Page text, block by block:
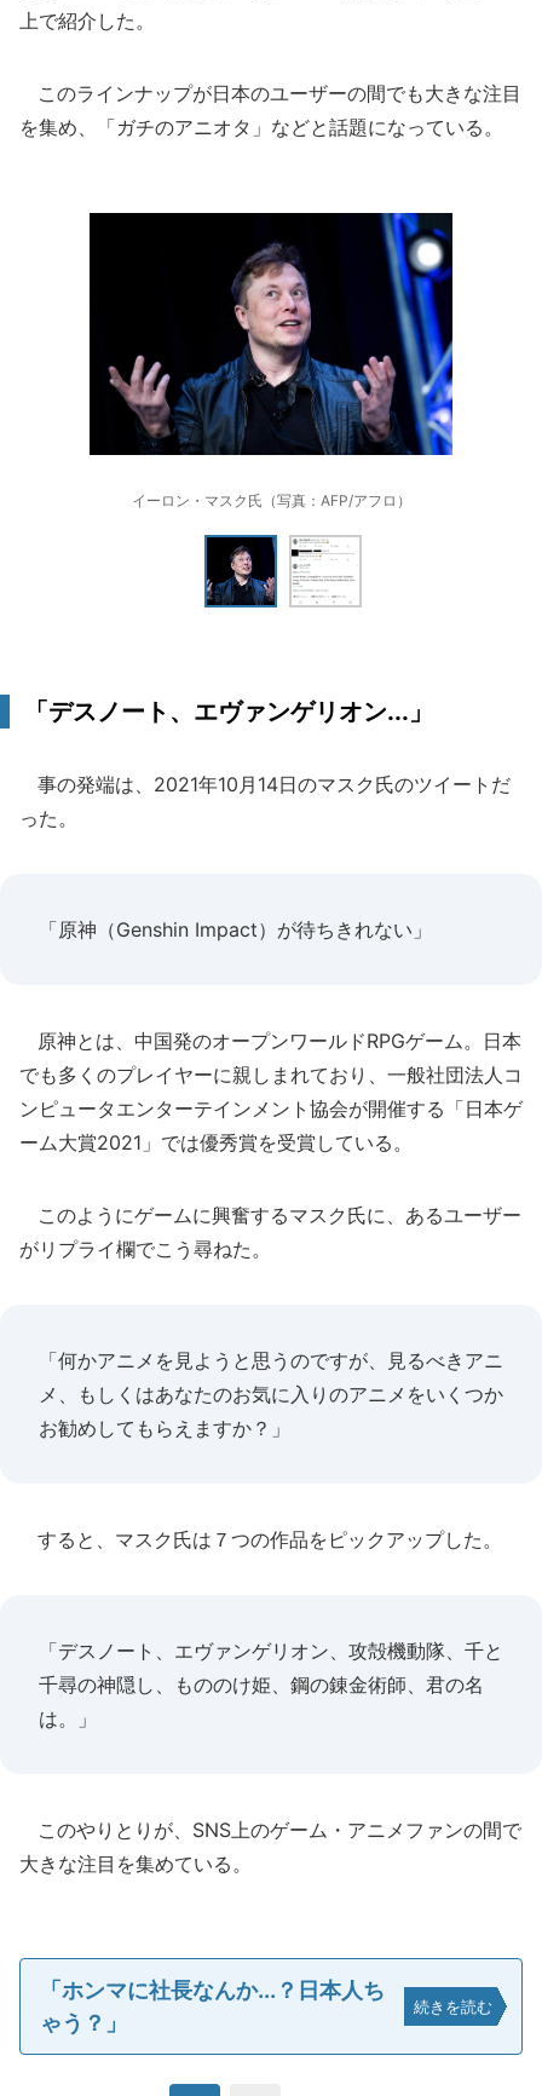
上で紹介した。
このラインナップが日本のユーザーの間でも大きな注目
を集め、「ガチのアニオタ」などと話題になっている。
イーロン・マスク氏（写真：AFP/アフロ）
「デスノート、エヴァンゲリオン...」
事の発端は、2021年10月14日のマスク氏のツイートだ
った。
「原神（Genshin Impact）が待ちきれない」
原神とは、中国発のオープンワールドRPGゲーム。日本
でも多くのプレイヤーに親しまれており、一般社団法人コ
ンピュータエンターテインメント協会が開催する「日本ゲ
ーム大賞2021」では優秀賞を受賞している。
このようにゲームに興奮するマスク氏に、あるユーザー
がリプライ欄でこう尋ねた。
「何かアニメを見ようと思うのですが、見るべきアニ
メ、もしくはあなたのお気に入りのアニメをいくつか
お勧めしてもらえますか？」
すると、マスク氏は７つの作品をピックアップした。
「デスノート、エヴァンゲリオン、攻殻機動隊、千と
千尋の神隠し、もののけ姫、鋼の錬金術師、君の名
は。」
このやりとりが、SNS上のゲーム・アニメファンの間で
大きな注目を集めている。
「ホンマに社長なんか...？日本人ち
ゃう？」
続きを読む